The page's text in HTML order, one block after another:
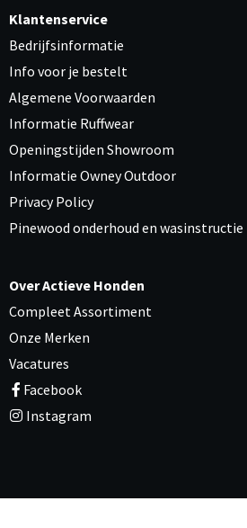
Klantenservice
Bedrijfsinformatie
Info voor je bestelt
Algemene Voorwaarden
Informatie Ruffwear
Openingstijden Showroom
Informatie Owney Outdoor
Privacy Policy
Pinewood onderhoud en wasinstructie
Over Actieve Honden
Compleet Assortiment
Onze Merken
Vacatures
Facebook
Instagram